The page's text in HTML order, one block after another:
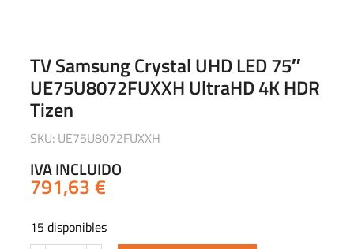
TV Samsung Crystal UHD LED 75″
UE75U8072FUXXH UltraHD 4K HDR
Tizen
SKU: UE75U8072FUXXH
IVA INCLUIDO
791,63€
15 disponibles